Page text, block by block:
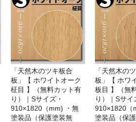
「天然木のツキ板合
板」【 ホワイトオーク
柾目 】（無料カット有
り）｜Sサイズ・
910×1820（mm) ・無
塗装品（保護塗装無
「天然木の
板」【 ホワ
板目 】（無
り）｜Sサイ
910×1820（
塗装品（保